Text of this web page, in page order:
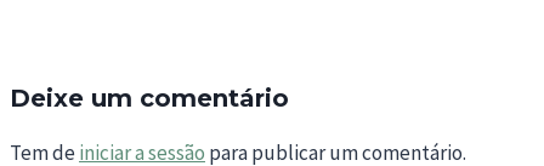
Deixe um comentário
Tem deiniciar a sessão para publicar um comentário.